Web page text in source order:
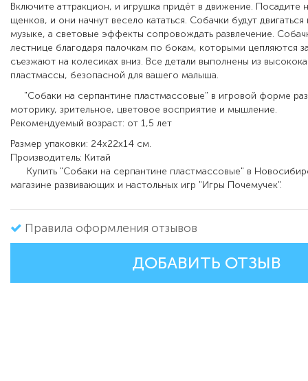
Включите аттракцион, и игрушка придёт в движение. Посадите
щенков, и они начнут весело кататься. Собачки будут двигаться
музыке, а световые эффекты сопровождать развлечение.
лестнице благодаря палочкам по бокам, которыми цепляются
съезжают на колесиках вниз. Все детали выполнены из
пластмассы, безопасной для вашего малыша.
"Собаки на серпантине пластмассовые" в игровой форме
моторику, зрительное, цветовое восприятие и мышление.
Рекомендуемый возраст: от 1,5 лет
Размер упаковки: 24х22х14 см.
Производитель: Китай
Купить "Собаки на серпантине пластмассовые" в
магазине развивающих и настольных игр "Игры Почемучек".
Правила оформления отзывов
ДОБАВИТЬ ОТЗЫВ